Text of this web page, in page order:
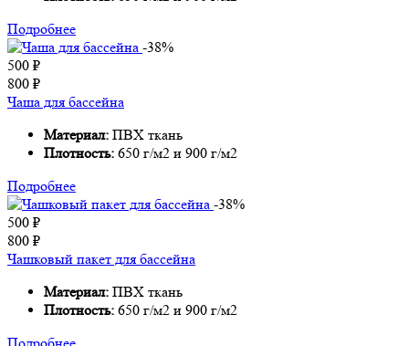
Подробнее
-38%
500 ₽
800 ₽
Чаша для бассейна
Материал: ПВХ ткань
Плотность: 650 г/м2 и 900 г/м2
Подробнее
-38%
500 ₽
800 ₽
Чашковый пакет для бассейна
Материал: ПВХ ткань
Плотность: 650 г/м2 и 900 г/м2